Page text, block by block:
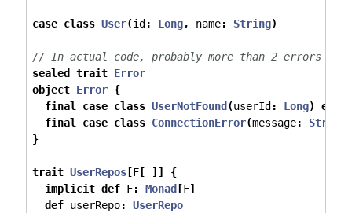
case class User(id : Long, name: String)
// In actual code, probably more than 2 errors
sealed
trait Error
object Error {
final case class UserNotFound (userId : Long)
final case class ConnectionError(message: String
}
trait UserRepos[F[ ]]
{
implicit def F: Monad [F]
def userRepo:
UserRepo